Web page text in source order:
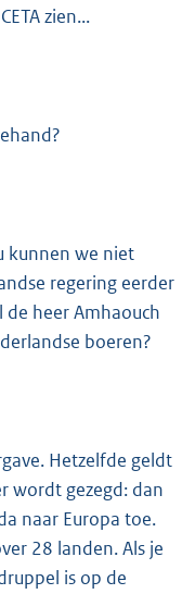
zien...
kunnen we niet
regering eerder
heer Amhaouch
boeren?
Hetzelfde geldt
wordt gezegd: dan
naar Europa toe.
28 landen. Als je
is op de